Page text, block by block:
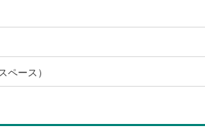
ース）